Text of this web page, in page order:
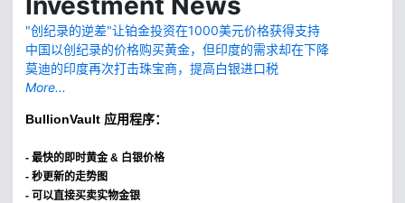
"创纪录的逆差"让铂金投资在1000美元价格获得支持
中国以创纪录的价格购买黄金，但印度的需求却在下降
莫迪的印度再次打击珠宝商，提高白银进口税
More...
BullionVault 应用程序：
- 最快的即时黄金 & 白银价格
- 秒更新的走势图
- 可以直接买卖实物金银